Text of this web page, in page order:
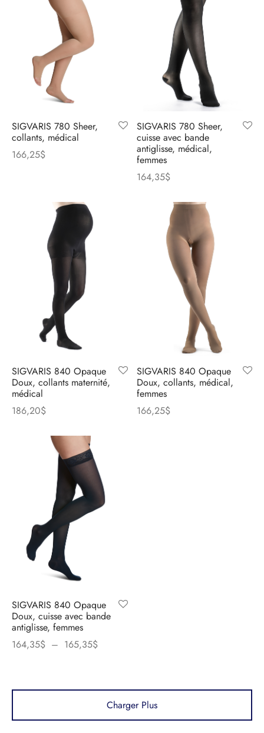
SIGVARIS 780 Sheer,
collants, médical
166,25$
SIGVARIS 780 Sheer,
cuisse avec bande
antiglisse, médical,
femmes
164,35$
SIGVARIS 840 Opaque
Doux, collants maternité,
médical
186,20$
SIGVARIS 840 Opaque
Doux, collants, médical,
femmes
166,25$
SIGVARIS 840 Opaque
Doux, cuisse avec bande
antiglisse, femmes
164,35$ – 165,35$Plage
à
165,35$
Charger Plus